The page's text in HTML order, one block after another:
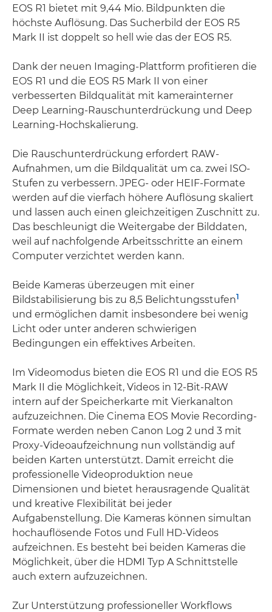
EOS R1 bietet mit 9,44 Mio. Bildpunkten die
höchste Auflösung. Das Sucherbild der EOS R5
Mark II ist doppelt so hell wie das der EOS R5.
Dank der neuen Imaging-Plattform profitieren die
EOS R1 und die EOS R5 Mark II von einer
verbesserten Bildqualität mit kamerainterner
Deep Learning-Rauschunterdrückung und Deep
Learning-Hochskalierung.
Die Rauschunterdrückung erfordert RAW-
Aufnahmen, um die Bildqualität um ca. zwei ISO-
Stufen zu verbessern. JPEG- oder HEIF-Formate
werden auf die vierfach höhere Auflösung skaliert
und lassen auch einen gleichzeitigen Zuschnitt zu.
Das beschleunigt die Weitergabe der Bilddaten,
weil auf nachfolgende Arbeitsschritte an einem
Computer verzichtet werden kann.
Beide Kameras überzeugen mit einer
Bildstabilisierung bis zu 8,5 Belichtungsstufen1
und ermöglichen damit insbesondere bei wenig
Licht oder unter anderen schwierigen
Bedingungen ein effektives Arbeiten.
Im Videomodus bieten die EOS R1 und die EOS R5
Mark II die Möglichkeit, Videos in 12-Bit-RAW
intern auf der Speicherkarte mit Vierkanalton
aufzuzeichnen. Die Cinema EOS Movie Recording-
Formate werden neben Canon Log 2 und 3 mit
Proxy-Videoaufzeichnung nun vollständig auf
beiden Karten unterstützt. Damit erreicht die
professionelle Videoproduktion neue
Dimensionen und bietet herausragende Qualität
und kreative Flexibilität bei jeder
Aufgabenstellung. Die Kameras können simultan
hochauflösende Fotos und Full HD-Videos
aufzeichnen. Es besteht bei beiden Kameras die
Möglichkeit, über die HDMI Typ A Schnittstelle
auch extern aufzuzeichnen.
Zur Unterstützung professioneller Workflows